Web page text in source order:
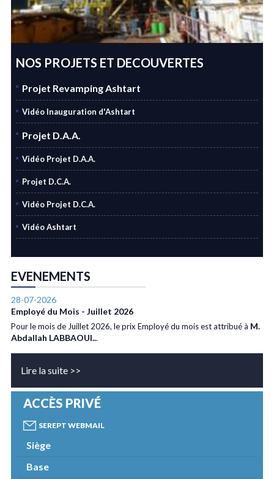
NOS PROJETS ET DECOUVERTES
Projet Revamping Ashtart
Vidéo Inauguration d'Ashtart
Projet D.A.A.
Vidéo Projet D.A.A.
Projet D.C.A.
Vidéo Projet D.C.A.
Vidéo Ashtart
EVENEMENTS
28-07-2026
Employé du Mois - Juillet 2026
Pour le mois de Juillet 2026, le prix Employé du mois est attribué à M.
Abdallah LABBAOUI...
Lire la suite >>
ACCÈS PRIVÉ
SEREPT WEBMAIL
Siège
Base